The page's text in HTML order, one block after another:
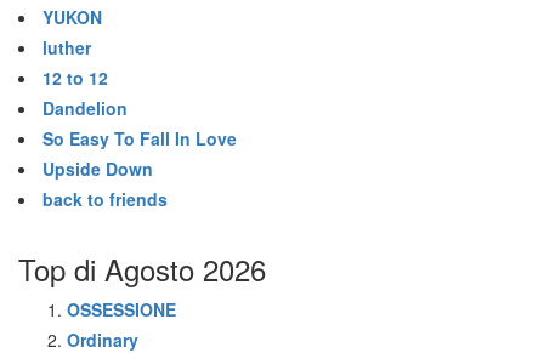
YUKON
luther
12 to 12
Dandelion
So Easy To Fall In Love
Upside Down
back to friends
Top di Agosto 2026
OSSESSIONE
Ordinary